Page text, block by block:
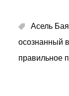
Асель
осознанный
правильное